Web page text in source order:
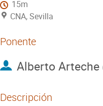
15m
CNA, Sevilla
Ponente
Alberto Arteche
Descripción